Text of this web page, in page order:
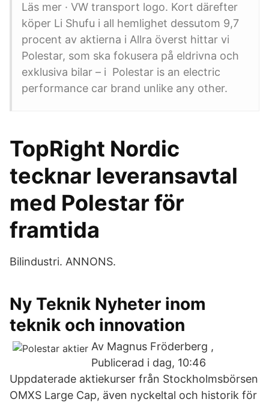
Läs mer · VW transport logo. Kort därefter
köper Li Shufu i all hemlighet dessutom 9,7
procent av aktierna i Allra överst hittar vi
Polestar, som ska fokusera på eldrivna och
exklusiva bilar – i Polestar is an electric
performance car brand unlike any other.
TopRight Nordic
tecknar leveransavtal
med Polestar för
framtida
Bilindustri. ANNONS.
Ny Teknik Nyheter inom
teknik och innovation
Av Magnus Fröderberg ,
Publicerad i dag, 10:46
Uppdaterade aktiekurser från Stockholmsbörsen
OMXS Large Cap, även nyckeltal och historik för